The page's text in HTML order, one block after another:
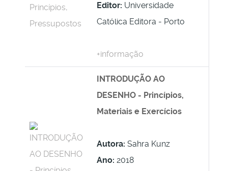
Editor: Universidade
Católica Editora - Porto
+informação
INTRODUÇÃO AO
DESENHO - Princípios,
Materiais e Exercícios
Autora: Sahra Kunz
Ano: 2018